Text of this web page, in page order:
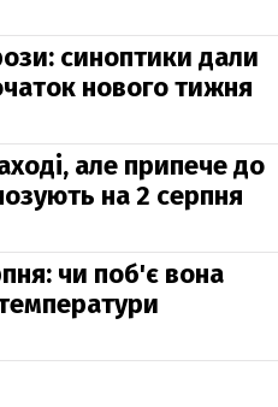
синоптики дали
нового тижня
але припече до
на 2 серпня
чи поб'є вона